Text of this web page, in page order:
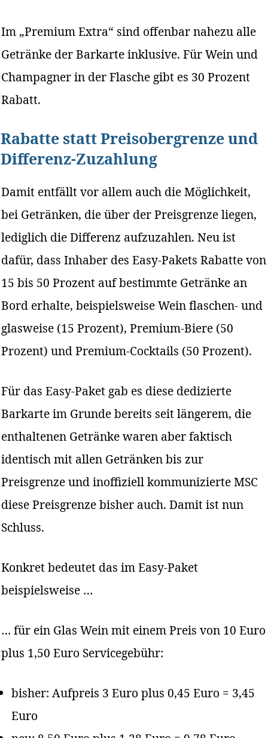
Im „Premium Extra“ sind offenbar nahezu alle
Getränke der Barkarte inklusive. Für Wein und
Champagner in der Flasche gibt es 30 Prozent
Rabatt.
Rabatte statt Preisobergrenze und
Differenz-Zuzahlung
Damit entfällt vor allem auch die Möglichkeit,
bei Getränken, die über der Preisgrenze liegen,
lediglich die Differenz aufzuzahlen. Neu ist
dafür, dass Inhaber des Easy-Pakets Rabatte von
15 bis 50 Prozent auf bestimmte Getränke an
Bord erhalte, beispielsweise Wein flaschen- und
glasweise (15 Prozent), Premium-Biere (50
Prozent) und Premium-Cocktails (50 Prozent).
Für das Easy-Paket gab es diese dedizierte
Barkarte im Grunde bereits seit längerem, die
enthaltenen Getränke waren aber faktisch
identisch mit allen Getränken bis zur
Preisgrenze und inoffiziell kommunizierte MSC
diese Preisgrenze bisher auch. Damit ist nun
Schluss.
Konkret bedeutet das im Easy-Paket
beispielsweise …
… für ein Glas Wein mit einem Preis von 10 Euro
plus 1,50 Euro Servicegebühr:
bisher: Aufpreis 3 Euro plus 0,45 Euro = 3,45
Euro